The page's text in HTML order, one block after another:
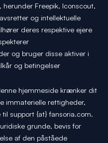
Freepik, Iconscout,
og intellektuelle
deres respektive ejere
og bruger disse aktiver i
og betingelser
hjemmeside krænker dit
immaterielle rettigheder,
support {at} fansoria.com.
grunde, bevis for
af den påståede